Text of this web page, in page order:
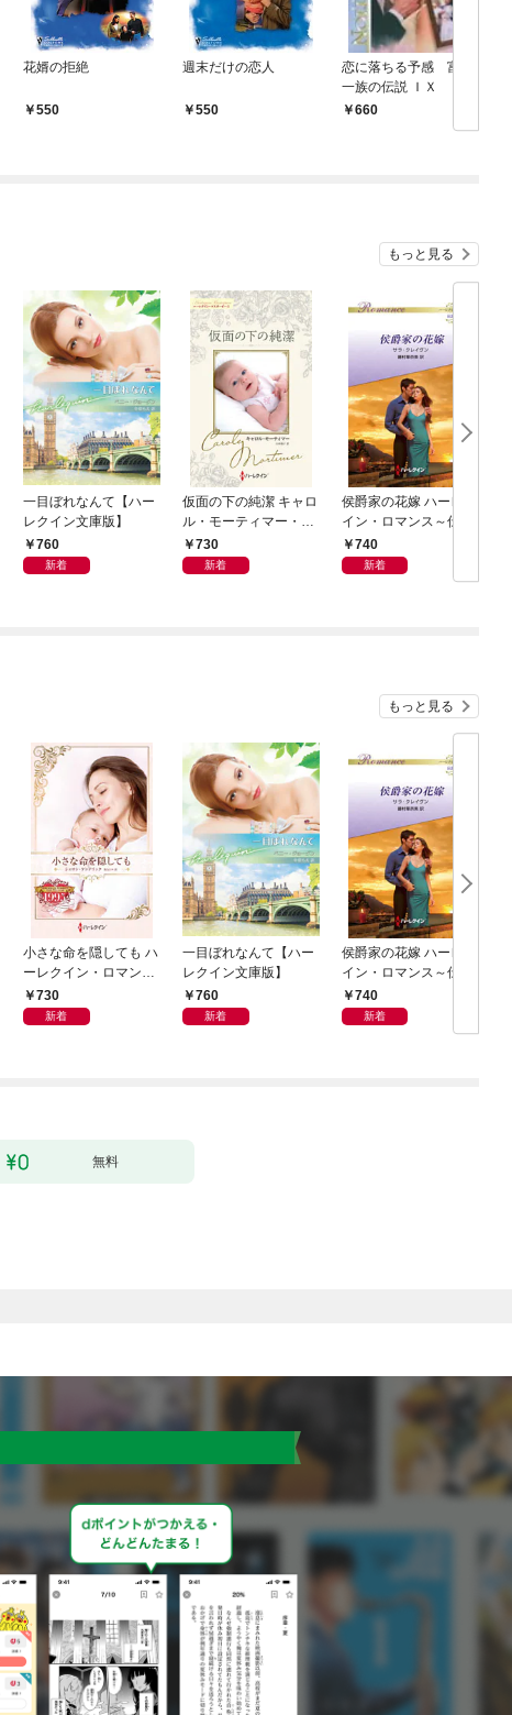
花婿の拒絶
550
週末だけの恋人
550
恋に落ちる予感 富豪
一族の伝説 ＩＸ
660
もっと見る
一目ぼれなんて【ハー
レクイン文庫版】
760
新着
仮面の下の純潔 キャロ
ル・モーティマー・コ
レクション【ハーレク
イン・マスターピース
730
新着
侯爵家の花嫁 ハーレク
イン・ロマンス～伝説
の名作選～【ハーレク
イン・ロマンス版】
740
新着
もっと見る
小さな命を隠しても ハ
ーレクイン・ロマン
ス・タイムマシン
730
新着
一目ぼれなんて【ハー
レクイン文庫版】
760
新着
侯爵家の花嫁 ハーレク
イン・ロマンス～伝説
の名作選～【ハーレク
イン・ロマンス版】
740
新着
無料